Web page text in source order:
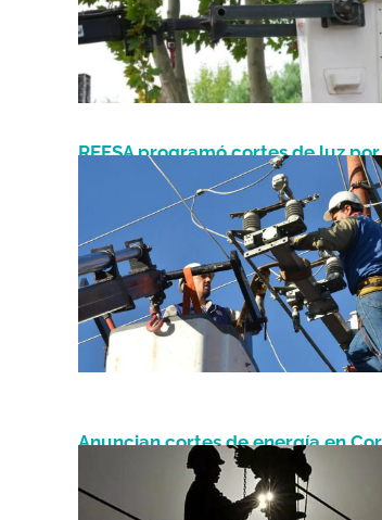
REFSA programó cortes de luz
mantenimiento en la red eléctrica
Marzo 20, 2026
Anuncian cortes de energía en
14 de julio: zonas y horarios